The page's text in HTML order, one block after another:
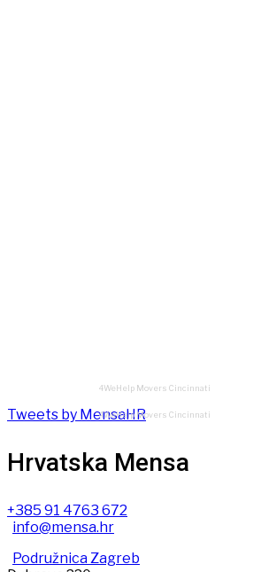
4WeHelp Movers Cincinnati
Tweets by MensaHR4WeHelp Movers Cincinnati
Hrvatska Mensa
+385 91 4763 672
info@mensa.hr
Podružnica Zagreb